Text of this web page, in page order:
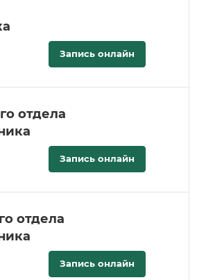
Запись онлайн
отдела
Запись онлайн
отдела
Запись онлайн